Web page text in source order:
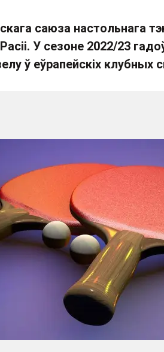
саюза настольнага
Расіі. У сезоне 2022/23
ў еўрапейскіх клубных